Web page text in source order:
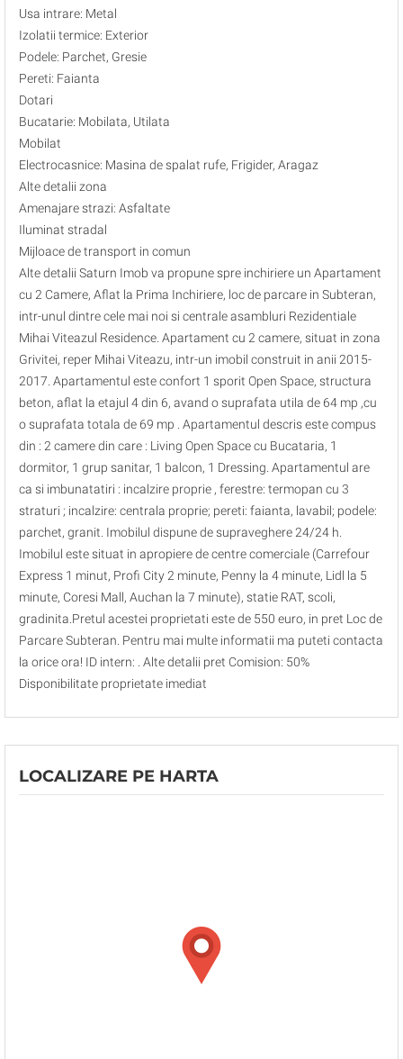
Usa intrare: Metal
Izolatii termice: Exterior
Podele: Parchet, Gresie
Pereti: Faianta
Dotari
Bucatarie: Mobilata, Utilata
Mobilat
Electrocasnice: Masina de spalat rufe, Frigider, Aragaz
Alte detalii zona
Amenajare strazi: Asfaltate
Iluminat stradal
Mijloace de transport in comun
Alte detalii Saturn Imob va propune spre inchiriere un Apartament
cu 2 Camere, Aflat la Prima Inchiriere, loc de parcare in Subteran,
intr-unul dintre cele mai noi si centrale asambluri Rezidentiale
Mihai Viteazul Residence. Apartament cu 2 camere, situat in zona
Grivitei, reper Mihai Viteazu, intr-un imobil construit in anii 2015-
2017. Apartamentul este confort 1 sporit Open Space, structura
beton, aflat la etajul 4 din 6, avand o suprafata utila de 64 mp ,cu
o suprafata totala de 69 mp . Apartamentul descris este compus
din : 2 camere din care : Living Open Space cu Bucataria, 1
dormitor, 1 grup sanitar, 1 balcon, 1 Dressing. Apartamentul are
ca si imbunatatiri : incalzire proprie , ferestre: termopan cu 3
straturi ; incalzire: centrala proprie; pereti: faianta, lavabil; podele:
parchet, granit. Imobilul dispune de supraveghere 24/24 h.
Imobilul este situat in apropiere de centre comerciale (Carrefour
Express 1 minut, Profi City 2 minute, Penny la 4 minute, Lidl la 5
minute, Coresi Mall, Auchan la 7 minute), statie RAT, scoli,
gradinita.Pretul acestei proprietati este de 550 euro, in pret Loc de
Parcare Subteran. Pentru mai multe informatii ma puteti contacta
la orice ora! ID intern: . Alte detalii pret Comision: 50%
Disponibilitate proprietate imediat
LOCALIZARE PE HARTA